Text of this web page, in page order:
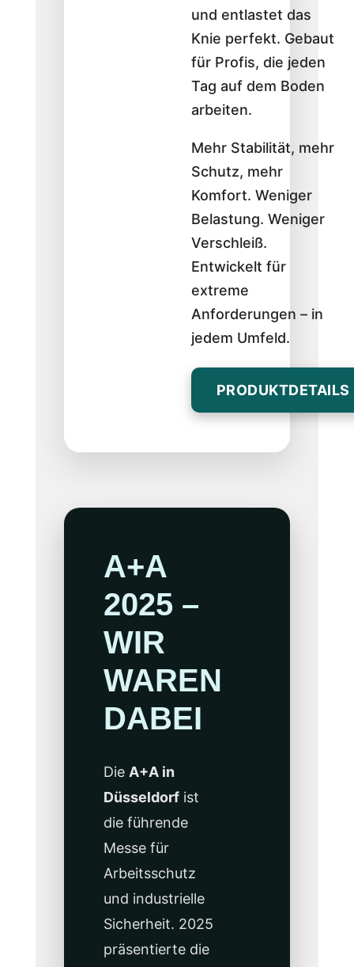
und entlastet das
Knie perfekt. Gebaut
für Profis, die jeden
Tag auf dem Boden
arbeiten.
Mehr Stabilität, mehr
Schutz, mehr
Komfort. Weniger
Belastung. Weniger
Verschleiß.
Entwickelt für
extreme
Anforderungen – in
jedem Umfeld.
PRODUKTDETAILS
A+A
2025 –
WIR
WAREN
DABEI
Die A+A in
Düsseldorfist
die führende
Messe für
Arbeitsschutz
und industrielle
Sicherheit. 2025
präsentierte die